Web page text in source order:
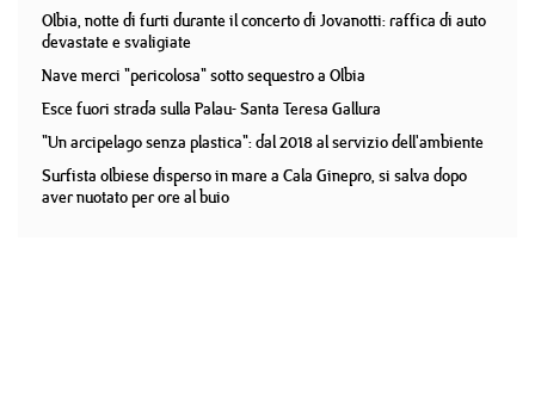
Olbia, notte di furti durante il concerto di Jovanotti: raffica di auto
devastate e svaligiate
Nave merci "pericolosa" sotto sequestro a Olbia
Esce fuori strada sulla Palau- Santa Teresa Gallura
"Un arcipelago senza plastica": dal 2018 al servizio dell'ambiente
Surfista olbiese disperso in mare a Cala Ginepro, si salva dopo
aver nuotato per ore al buio